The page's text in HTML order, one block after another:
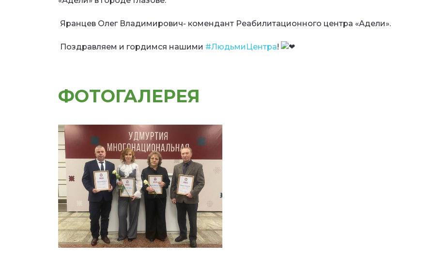
Яранцев Олег Владимирович- комендант Реабилитационного центра «Адели».
Поздравляем и гордимся нашими #ЛюдьмиЦентра!
ФОТОГАЛЕРЕЯ